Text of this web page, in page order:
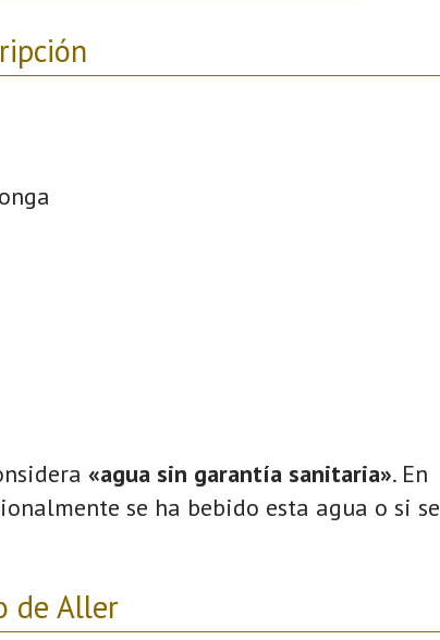
«agua sin garantía sanitaria». En
se ha bebido esta agua o si se
de Aller